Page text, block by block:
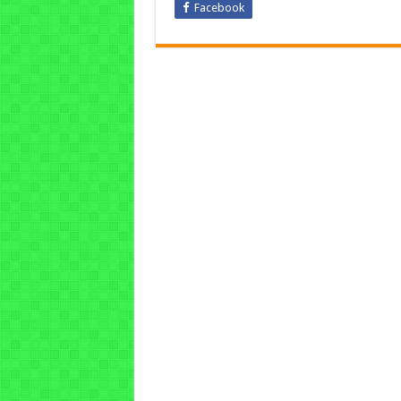
Facebook